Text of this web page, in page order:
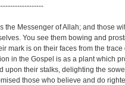
the Messenger of Allah; and those
You see them bowing and
mark is on their faces from the
in the Gospel is as a plant which
upon their stalks, delighting the
those who believe and do